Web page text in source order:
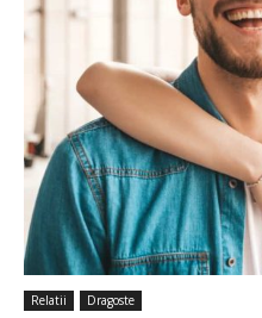
Relatii Dragoste